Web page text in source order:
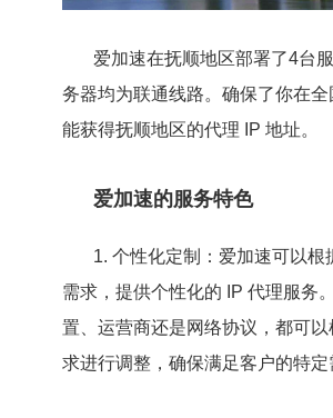
爱加速在抚顺地区部署了4台
务器均为联通线路。确保了你在
能获得抚顺地区的代理 IP 地址。
爱加速的服务特色
1. 个性化定制：爱加速可以根
需求，提供个性化的 IP 代理服务
置、运营商还是网络协议，都可
求进行调整，确保满足客户的特定